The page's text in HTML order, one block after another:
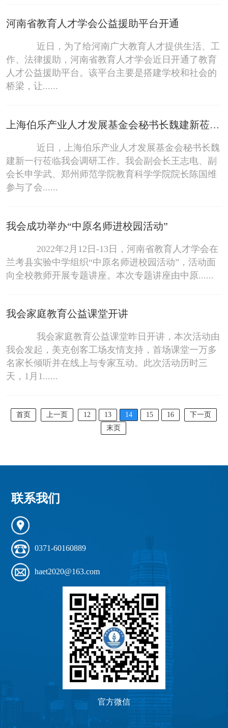
河南省教育人才学会公益援助平台开通
近日，为了给河南广大教育人才提供生活、工
作、法律援助，河南省教育人才学会近日开通了教育
人才公益援助平台。该平台主要是搭建学校和社会的
桥梁，让......
上海伯乐产业人才发展基金会秘书长魏建新莅临我会调研
近日，上海伯乐产业人才发展基金会秘书长魏
建新一行莅临我会调研工作。我会副会长王志电、副
会长申学武、郑州师范学院教育科学学院院长陈国维
参与了会......
我会成功举办“中原名师进校园活动”
2022年2月12日-13日，河南省教育人才学会在
兰考县实验中学组织“中原名师进校园活动”，活动面
向全校教师开展专题讲座。本次专题讲座由中原......
我会家庭教育公益课堂开讲
我会家庭教育公益课堂昨日开讲，本次活动由
我会发起，美克创客工场友情支持，首场课堂一万多
名家长倾听并在线上与专家互动。此次活动历时三
天，1月1......
首页 上一页 12 13 14 15 16
下一页
末页
联系我们
0371-60160889
haet2020@163.com
官方微信